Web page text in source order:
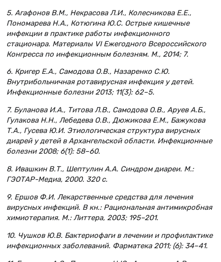
5. Агафонов В.М., Некрасова Л.И., Колесникова Е.Е.,
Пономарева Н.А., Котюгина Ю.С. Острые кишечные
инфекции в практике работы инфекционного
стационара. Материалы VI Ежегодного Всероссийского
Конгресса по инфекционным болезням. М., 2014; 7.
6. Кригер Е.А., Самодова О.В., Назаренко С.Ю.
Внутрибольничная ротавирусная инфекция у детей.
Инфекционные болезни 2013; 11(3): 62–5.
7. Буланова И.А., Титова Л.В., Самодова О.В., Аруев А.Б.,
Гулакова Н.Н., Лебедева О.В., Дюжикова Е.М., Бажукова
Т.А., Гусева Ю.И. Этиологическая структура вирусных
диарей у детей в Архангельской области. Инфекционные
болезни 2008; 6(1): 58–60.
8. Ивашкин В.Т., Шептулин А.А. Синдром диареи. М.:
ГЭОТАР-Медиа, 2000. 320 с.
9. Ершов Ф.И. Лекарственные средства для лечения
вирусных инфекций. В кн.: Рациональная антимикробная
химиотерапия. М.: Литтера, 2003; 195–201.
10. Чушков Ю.В. Бактериофаги в лечении и профилактике
инфекционных заболеваний. Фарматека 2011; (6): 34–41.